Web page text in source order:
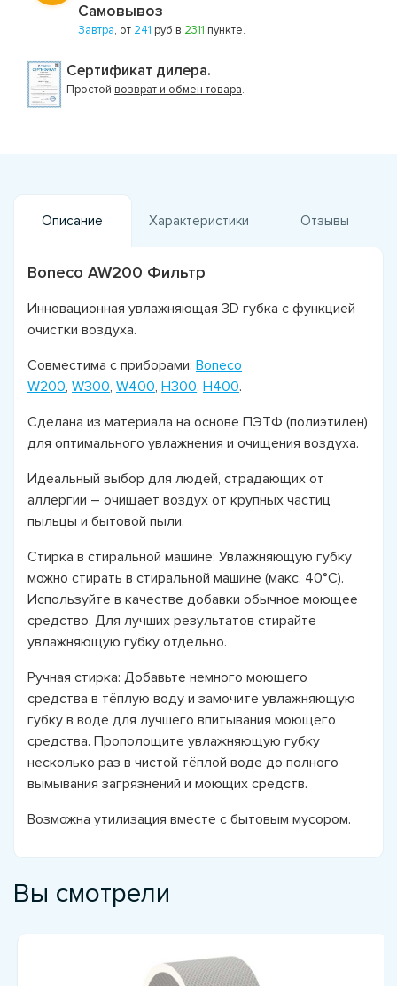
Самовывоз
Завтра, от 241 руб в 2311 пункте.
Сертификат дилера.
Простой возврат и обмен товара.
Описание Характеристики Отзывы
Boneco AW200 Фильтр
Инновационная увлажняющая 3D губка с функцией
очистки воздуха.
Совместима с приборами: Boneco
W200, W300, W400, H300, H400.
Сделана из материала на основе ПЭТФ (полиэтилен)
для оптимального увлажнения и очищения воздуха.
Идеальный выбор для людей, страдающих от
аллергии – очищает воздух от крупных частиц
пыльцы и бытовой пыли.
Cтирка в стиральной машине: Увлажняющую губку
можно стирать в стиральной машине (макс. 40°C).
Используйте в качестве добавки обычное моющее
средство. Для лучших результатов стирайте
увлажняющую губку отдельно.
Ручная стирка: Добавьте немного моющего
средства в тёплую воду и замочите увлажняющую
губку в воде для лучшего впитывания моющего
средства. Прополощите увлажняющую губку
несколько раз в чистой тёплой воде до полного
вымывания загрязнений и моющих средств.
Возможна утилизация вместе с бытовым мусором.
Вы смотрели